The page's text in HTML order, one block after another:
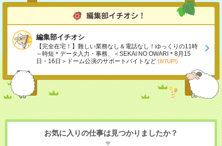
編集部イチオシ
【完全在宅！】難しい業務なし＆電話なし！ゆっくりの11時
～時短＊データ入力・事務、＜SEKAI NO OWARI＊8月15
日・16日＞ドーム公演のサポートバイトなど (8/7UP!)
お気に入りの仕事は見つかりましたか？